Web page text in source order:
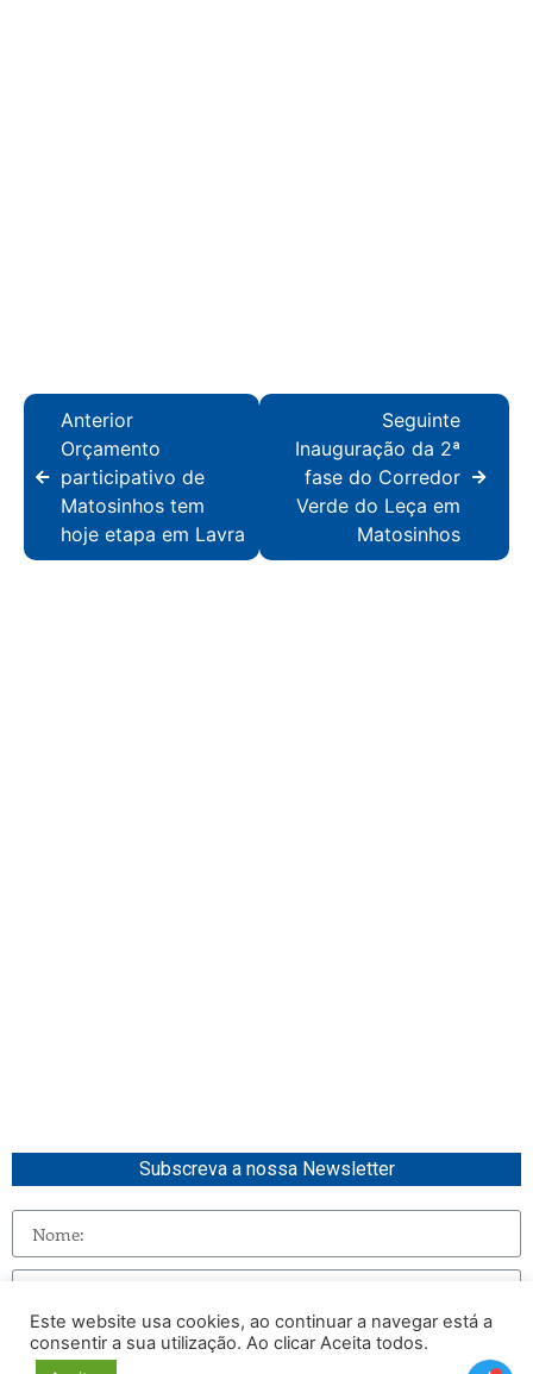
Anterior
Orçamento
participativo de
Matosinhos tem
hoje etapa em Lavra
Seguinte
Inauguração da 2ª
fase do Corredor
Verde do Leça em
Matosinhos
Subscreva a nossa Newsletter
Enviar
Este website usa cookies, ao continuar a navegar está a
consentir a sua utilização. Ao clicar Aceita todos.